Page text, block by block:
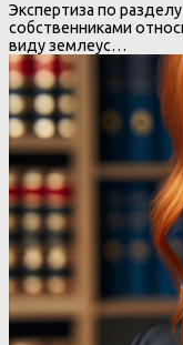
Экспертиза по
собственниками
виду землеус…